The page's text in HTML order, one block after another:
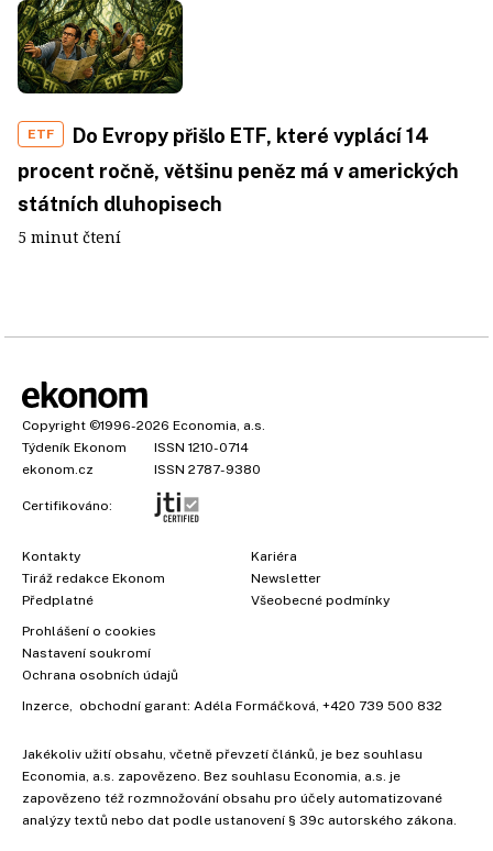
ETF
Do Evropy přišlo ETF, které vyplácí 14
procent ročně, většinu peněz má v amerických
státních dluhopisech
5 minut čtení
Copyright ©1996-2026 Economia, a.s.
Týdeník Ekonom
ISSN 1210-0714
ekonom.cz
ISSN 2787-9380
Certifikováno:
Kontakty
Tiráž redakce Ekonom
Předplatné
Kariéra
Newsletter
Všeobecné podmínky
Prohlášení o cookies
Nastavení soukromí
Ochrana osobních údajů
Inzerce , obchodní garant: Adéla Formáčková +420 739 500 832
Jakékoliv užití obsahu, včetně převzetí článků, je bez souhlasu
Economia, a.s. zapovězeno. Bez souhlasu Economia, a.s. je
zapovězeno též rozmnožování obsahu pro účely automatizované
analýzy textů nebo dat podle ustanovení § 39c autorského zákona.